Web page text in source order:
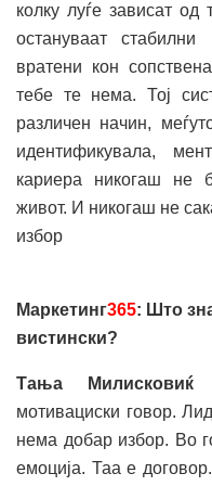
колку луѓе зависат од
остануваат
вратени кон
тебе те нема. Тој
различен начин,
идентификувала,
кариера никогаш не
живот. И никогаш не
избор
Маркетинг365: Што
вистински?
Тања Милисковиќ
мотивациски говор.
нема добар избор. Во
емоција. Таа е